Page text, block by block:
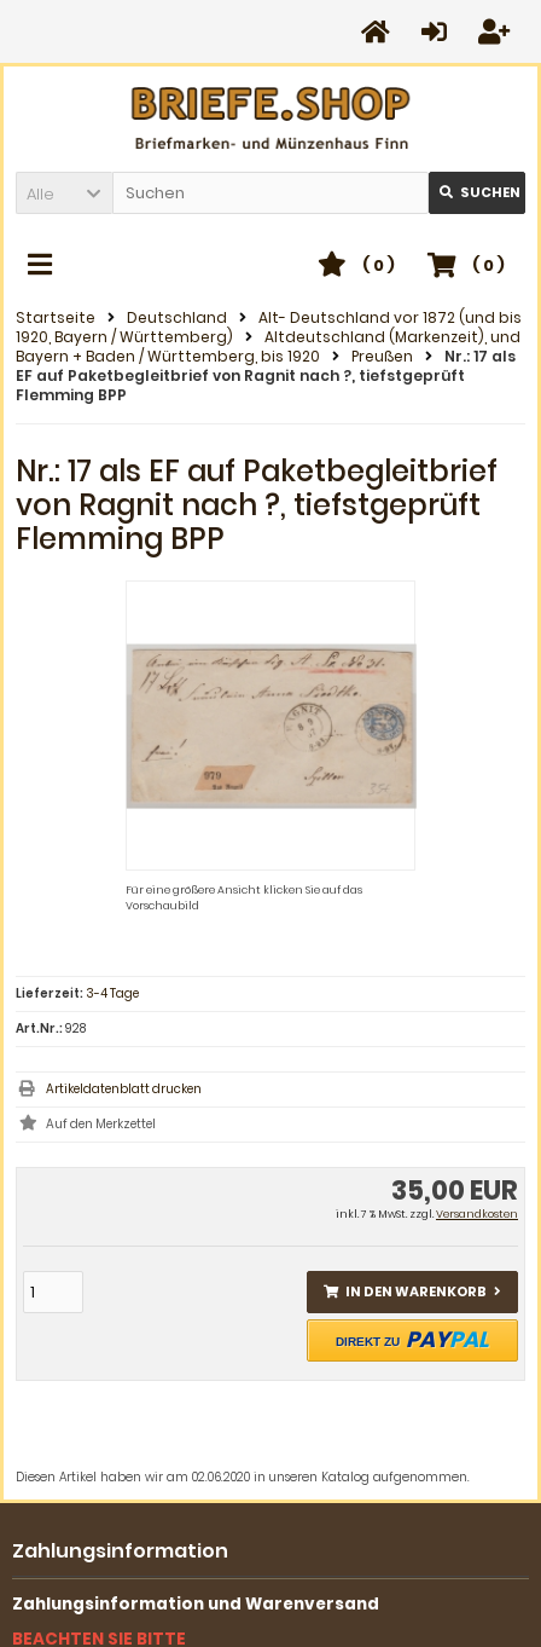
Alle SUCHEN
( 0)
( 0)
Startseite Deutschland
Alt- Deutschland vor 1872 (und bis
1920, Bayern / Württemberg)
Altdeutschland (Markenzeit), und
Bayern + Baden / Württemberg, bis 1920
Preußen
Nr.: 17 als
EF auf Paketbegleitbrief von Ragnit nach ?, tiefstgeprüft
Flemming BPP
Nr.: 17 als EF auf Paketbegleitbrief
von Ragnit nach ?, tiefstgeprüft
Flemming BPP
Für eine größere Ansicht klicken Sie auf das
Vorschaubild
35,00 EUR
inkl. 7 % MwSt. zzgl.Versandkosten
IN DEN WARENKORB
DIREKT ZU PAYPAL
Lieferzeit: 3-4 Tage
Art.Nr.:928
Artikeldatenblatt drucken
Diesen Artikel haben wir am 02.06.2020 in unseren Katalog aufgenommen.
Zahlungsinformation
Zahlungsinformation und Warenversand
BEACHTEN SIE BITTE